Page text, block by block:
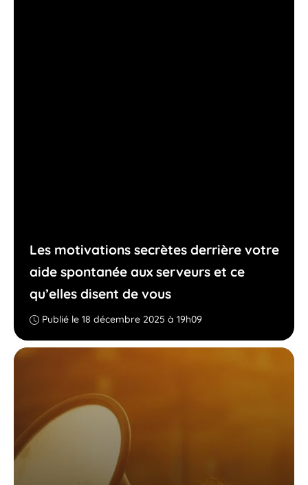
Les motivations secrètes derrière votre
aide spontanée aux serveurs et ce
qu’elles disent de vous
Publié le 18 décembre 2025 à 19h09